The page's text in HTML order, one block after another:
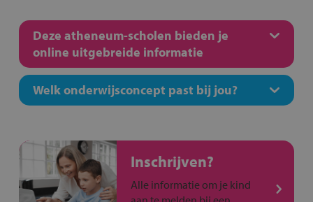
Deze atheneum-scholen bieden je
online uitgebreide informatie
Welk onderwijsconcept past bij jou?
Inschrijven?
Alle informatie om je kind